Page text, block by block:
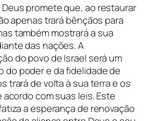
promete que, ao restaurar
apenas trará bênçãos para
também mostrará a sua
das nações. A
do povo de Israel será um
do poder e da fidelidade de
trará de volta à sua terra e os
acordo com suas leis. Este
a esperança de renovação